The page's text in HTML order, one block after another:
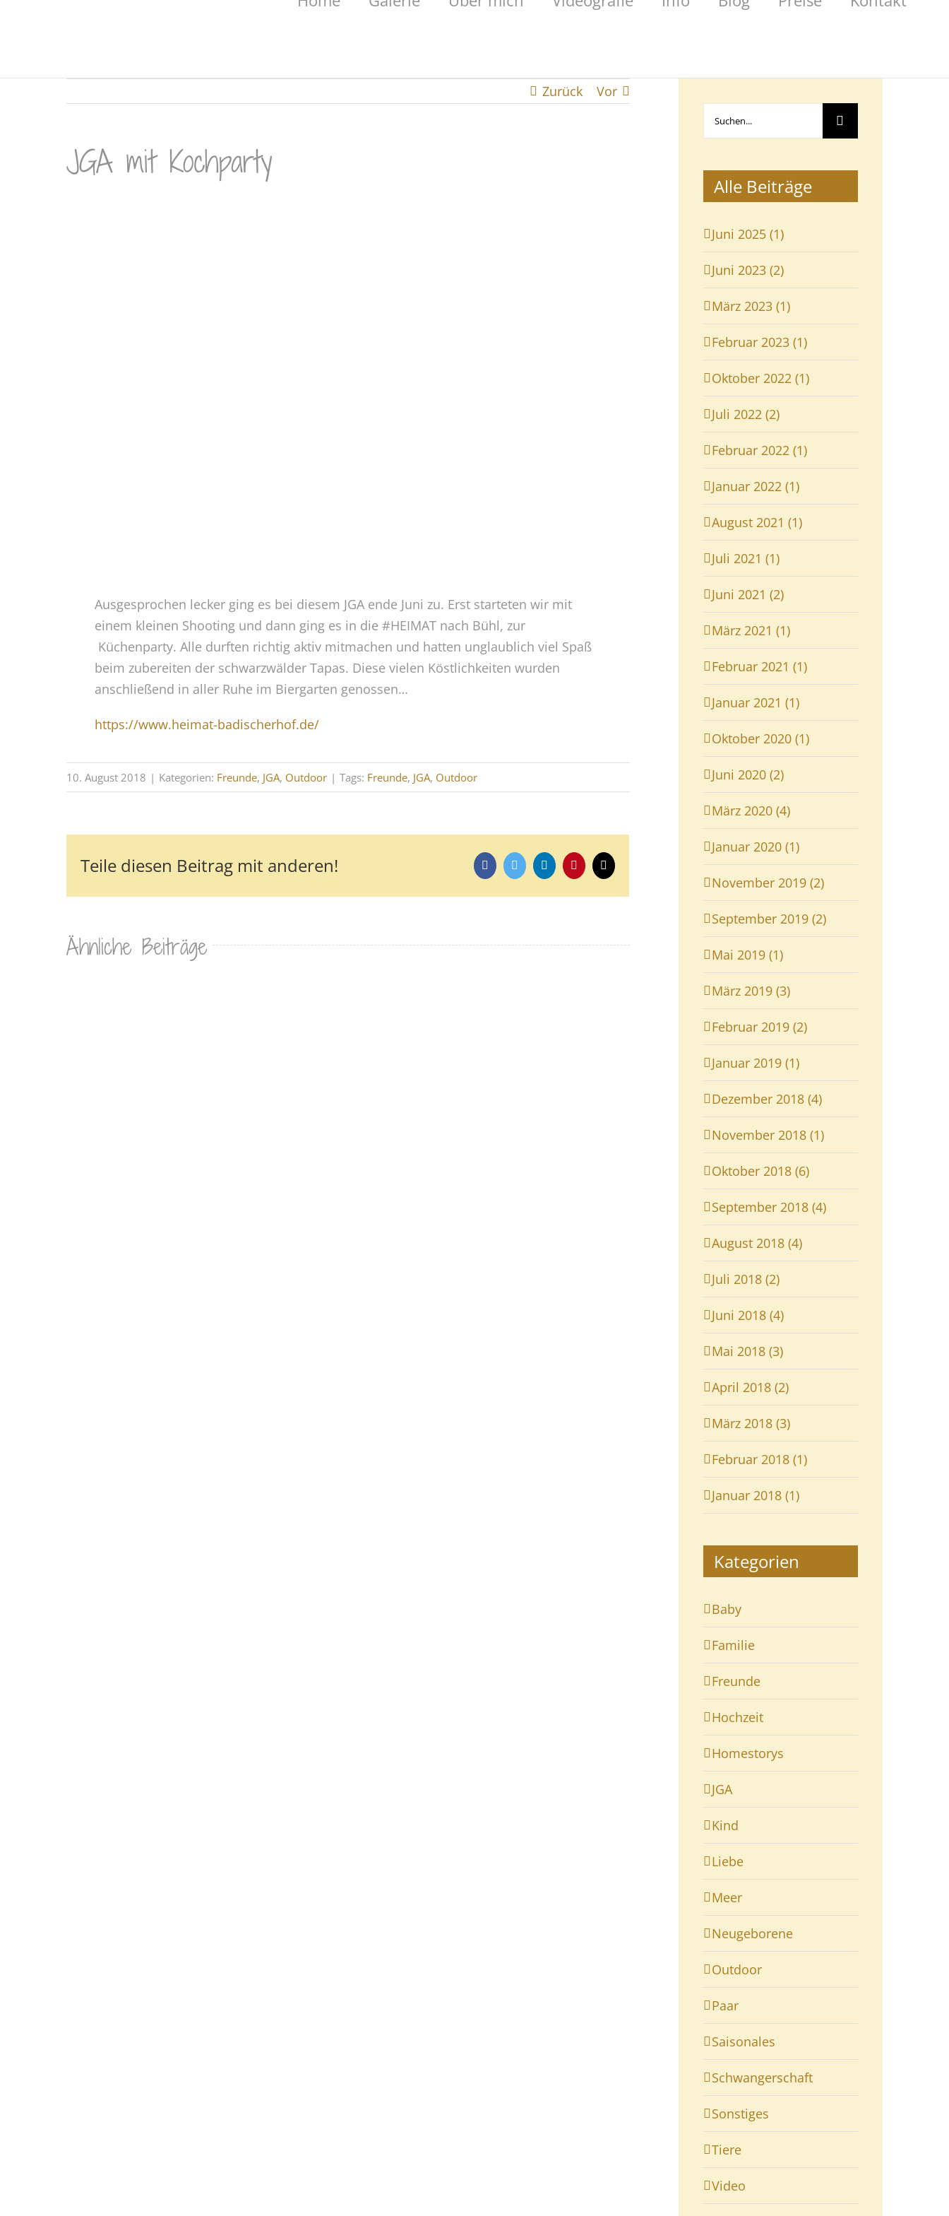
Zurück Vor
JGA mit Kochparty
Ausgesprochen lecker ging es bei diesem JGA ende Juni zu. Erst starteten wir mit
einem kleinen Shooting und dann ging es in die #HEIMAT nach Bühl, zur
Küchenparty. Alle durften richtig aktiv mitmachen und hatten unglaublich viel Spaß
beim zubereiten der schwarzwälder Tapas. Diese vielen Köstlichkeiten wurden
anschließend in aller Ruhe im Biergarten genossen…
https://www.heimat-badischerhof.de/
10. August 2018 | Kategorien: Freunde, JGA, Outdoor | Tags: Freunde, JGA, Outdoor
Teile diesen Beitrag mit anderen! FacebookTwitter LinkedInPinterestE-
Mail
Ähnliche Beiträge
Suche
nach:
Alle Beiträge
Juni 2025 (1)
Juni 2023 (2)
März 2023 (1)
Februar 2023 (1)
Oktober 2022 (1)
Juli 2022 (2)
Februar 2022 (1)
Januar 2022 (1)
August 2021 (1)
Juli 2021 (1)
Juni 2021 (2)
März 2021 (1)
Februar 2021 (1)
Januar 2021 (1)
Oktober 2020 (1)
Juni 2020 (2)
März 2020 (4)
Januar 2020 (1)
November 2019 (2)
September 2019 (2)
Mai 2019 (1)
März 2019 (3)
Februar 2019 (2)
Januar 2019 (1)
Dezember 2018 (4)
November 2018 (1)
Oktober 2018 (6)
September 2018 (4)
August 2018 (4)
Juli 2018 (2)
Juni 2018 (4)
Mai 2018 (3)
April 2018 (2)
März 2018 (3)
Februar 2018 (1)
Januar 2018 (1)
Kategorien
Baby
Familie
Freunde
Hochzeit
Homestorys
JGA
Kind
Liebe
Meer
Neugeborene
Outdoor
Paar
Saisonales
Schwangerschaft
Sonstiges
Tiere
Video